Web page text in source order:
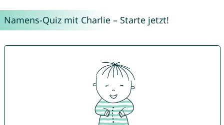
Namens-Quiz mit Charlie – Starte jetzt!